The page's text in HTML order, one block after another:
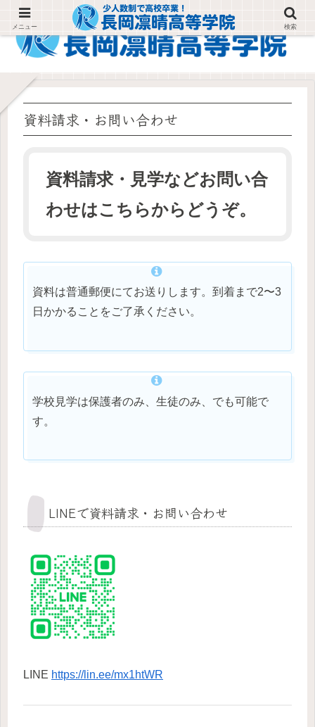
資料請求・お問い合わせ
資料請求・見学などお問い合
わせはこちらからどうぞ。
資料は普通郵便にてお送りします。到着まで2〜3
日かかることをご了承ください。
学校見学は保護者のみ、生徒のみ、でも可能で
す。
LINEで資料請求・お問い合わせ
LINE https://lin.ee/mx1htWR
メニュー 検索